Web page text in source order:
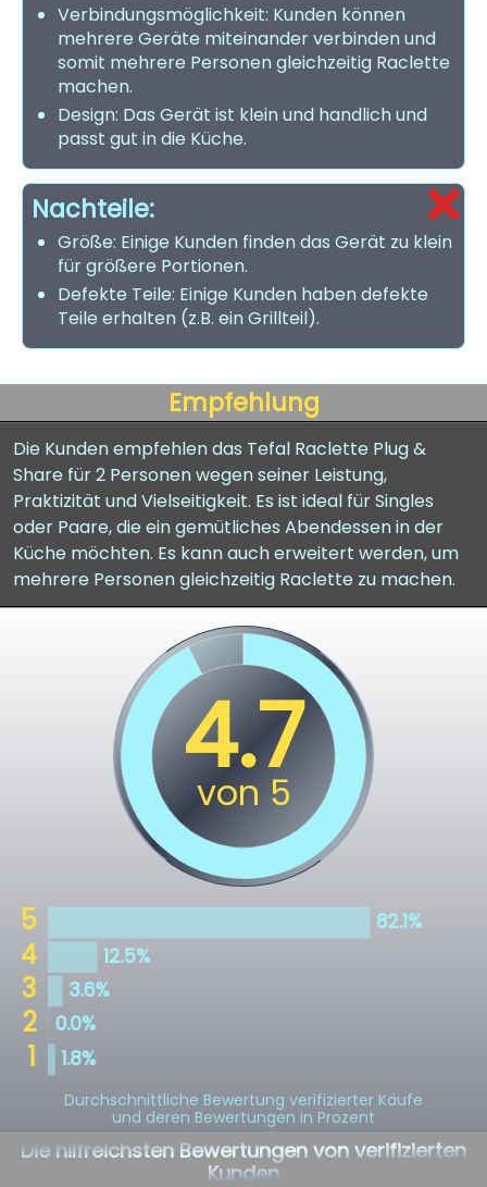
Verbindungsmöglichkeit: Kunden können
mehrere Geräte miteinander verbinden und
somit mehrere Personen gleichzeitig Raclette
machen.
Design: Das Gerät ist klein und handlich und
passt gut in die Küche.
Nachteile:
Größe: Einige Kunden finden das Gerät zu klein
für größere Portionen.
Defekte Teile: Einige Kunden haben defekte
Teile erhalten (z.B. ein Grillteil).
Empfehlung
Die Kunden empfehlen das Tefal Raclette Plug &
Share für 2 Personen wegen seiner Leistung,
Praktizität und Vielseitigkeit. Es ist ideal für Singles
oder Paare, die ein gemütliches Abendessen in der
Küche möchten. Es kann auch erweitert werden, um
mehrere Personen gleichzeitig Raclette zu machen.
Durchschnittliche Bewertung verifizierter Käufe
und deren Bewertungen in Prozent
Die hilfreichsten Bewertungen von verifizierten
Kunden